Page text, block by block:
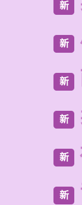
新
新
新
新
新
新